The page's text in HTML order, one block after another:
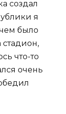
создал
я
было
что-то
очень